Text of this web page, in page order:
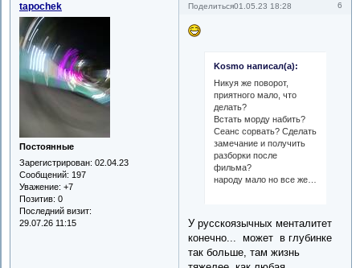
Поделиться 6
01.05.23 18:28
tapochek
Постоянные
Зарегистрирован: 02.04.23
Сообщений: 197
Уважение: +7
Позитив: 0
Последний визит:
29.07.26 11:15
Kosmo написал(а):
Никуя же поворот,
приятного мало, что
делать?
Встать морду набить?
Сеанс сорвать? Сделать
замечание и получить
разборки после
фильма?
народу мало но все же…
У русскоязычных менталитет
конечно... может в глубинке
так больше, там жизнь